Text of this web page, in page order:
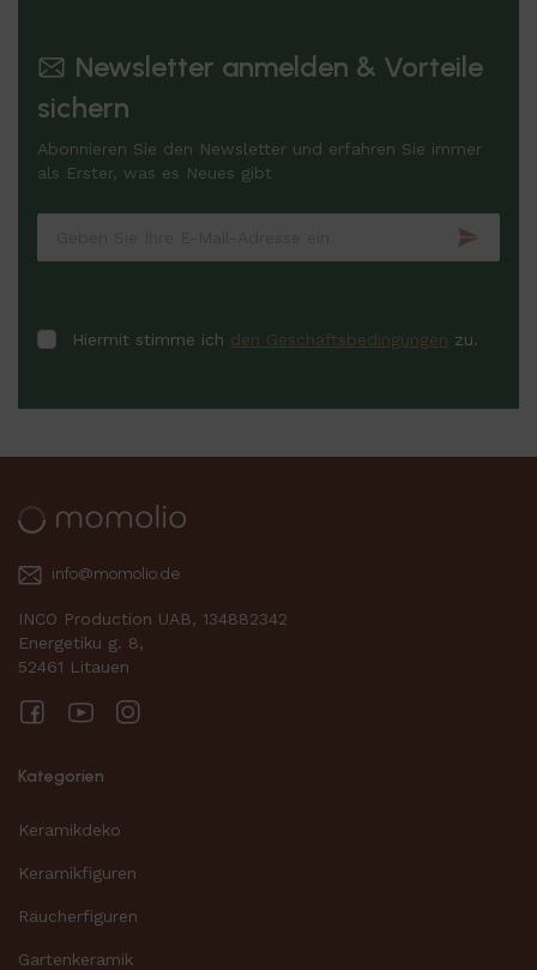
Newsletter anmelden & Vorteile
sichern
Abonnieren Sie den Newsletter und erfahren Sie immer
als Erster, was es Neues gibt
Hiermit stimme ich den Geschäftsbedingungen zu.
info@momolio.de
INCO Production UAB, 134882342
Energetiku g. 8,
52461 Litauen
FacebookYouTube
Kategorien
Keramikdeko
Keramikfiguren
Räucherfiguren
Gartenkeramik